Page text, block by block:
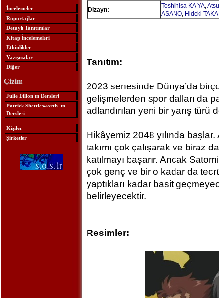
İncelemeler
Röportajlar
Detaylı Tanıtımlar
Kitap İncelemeleri
Etkinlikler
Yazışmalar
Diğer
Çizim
Julie Dillon'ın Dersleri
Patrick Shettlesworth 'ın
Dersleri
Kişiler
Şirketler
Dizayn:
Toshihisa KAIYA,
ASANO, Hideki
Tanıtım:
2023 senesinde Dünya’da
gelişmelerden spor dalları da
adlandırılan yeni bir yarış türü
Hikâyemiz 2048 yılında
takımı çok çalışarak ve biraz
katılmayı başarır. Ancak
çok genç ve bir o kadar da
yaptıkları kadar basit
belirleyecektir.
Resimler: